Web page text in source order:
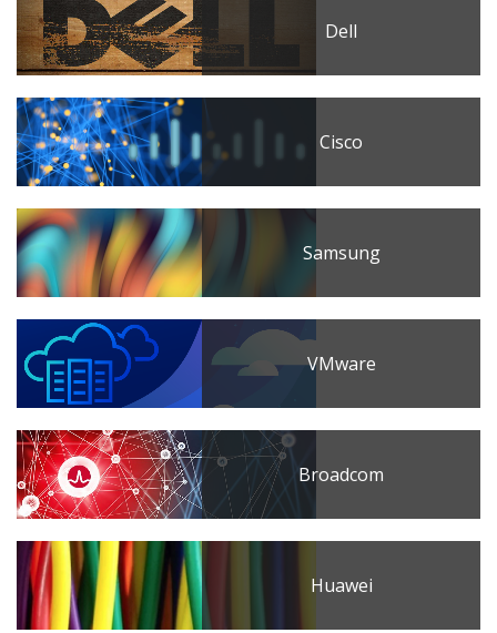
Dell
Cisco
Samsung
VMware
Broadcom
Huawei